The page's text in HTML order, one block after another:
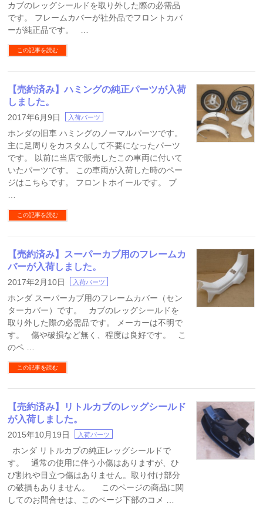
カブのレッグシールドを取り外した際の必需品
です。 フレームカバーが社外品でフロントカバ
ーが純正品です。 …
この記事を読む
【売約済み】ハミングの純正パーツが入荷
しました。
2017年6月9日 入荷パーツ
ホンダの旧車 ハミングのノーマルパーツです。
主に足周りをカスタムして不要になったパーツ
です。 以前に当店で販売したこの車両に付いて
いたパーツです。 この車両が入荷した時のペー
ジはこちらです。 フロントホイールです。 ブ
この記事を読む
【売約済み】スーパーカブ用のフレームカ
バーが入荷しました。
2017年2月10日 入荷パーツ
ホンダ スーパーカブ用のフレームカバー（セン
ターカバー）です。 カブのレッグシールドを
取り外した際の必需品です。 メーカーは不明で
す。 傷や破損など無く、程度は良好です。 こ
のペ …
この記事を読む
【売約済み】リトルカブのレッグシールド
が入荷しました。
2015年10月19日 入荷パーツ
ホンダ リトルカブの純正レッグシールドで
す。 通常の使用に伴う小傷はありますが、ひ
び割れや目立つ傷はありません。取り付け部分
の破損もありません。 このページの商品に関
してのお問合せは、このページ下部のコメ …